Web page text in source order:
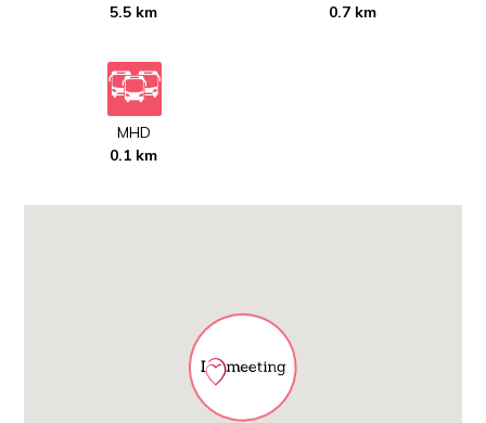
5.5 km
0.7 km
MHD
0.1 km